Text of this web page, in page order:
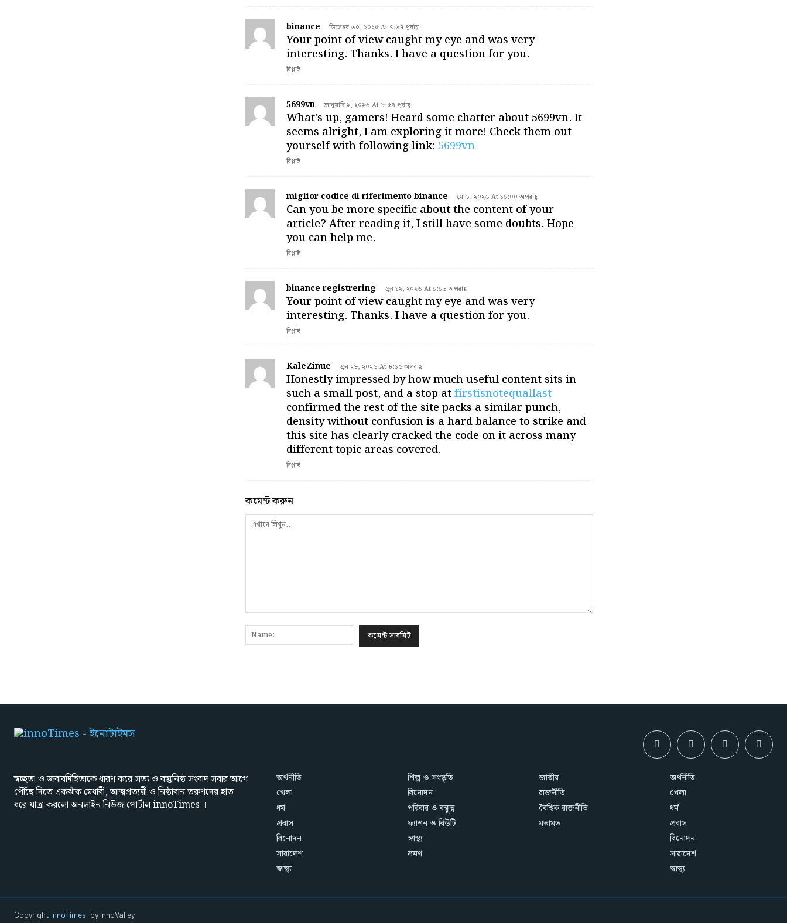
binance ডিসেম্বর ৩০, ২০২৫ At ৭:৩৭ পূর্বাহ্ণ
Your point of view caught my eye and was very
interesting. Thanks. I have a question for you.
রিপ্লাই
5699vn জানুয়ারি ২, ২০২৬ At ৮:৫৪ পূর্বাহ্ণ
What’s up, gamers! Heard some chatter about 5699vn. It
seems alright, I am exploring it more! Check them out
yourself with following link: 5699vn
রিপ্লাই
miglior codice di riferimento binance মে ৬, ২০২৬ At ১১:০০ অপরাহ্ণ
Can you be more specific about the content of your
article? After reading it, I still have some doubts. Hope
you can help me.
রিপ্লাই
binance registrering জুন ১২, ২০২৬ At ১:১৩ অপরাহ্ণ
Your point of view caught my eye and was very
interesting. Thanks. I have a question for you.
রিপ্লাই
KaleZinue জুন ২৮, ২০২৬ At ৮:১৫ অপরাহ্ণ
Honestly impressed by how much useful content sits in
such a small post, and a stop atfirstisnotequallast
confirmed the rest of the site packs a similar punch,
density without confusion is a hard balance to strike and
this site has clearly cracked the code on it across many
different topic areas covered.
রিপ্লাই
কমেন্ট করুন
এখানে
লিখুন... Name:
স্বচ্ছতা ও জবাবদিহিতাকে ধারণ করে সত্য ও বস্তুনিষ্ঠ সংবাদ সবার আগে
পৌঁছে দিতে একঝাঁক মেধাবী, আত্মপ্রত্যয়ী ও নিষ্ঠাবান তরুণদের হাত
ধরে যাত্রা করলো অনলাইন নিউজ পোর্টাল innoTimes ।
অর্থনীতি
খেলা
ধর্ম
প্রবাস
বিনোদন
সারাদেশ
স্বাস্থ্য
শিল্প ও সংস্কৃতি
বিনোদন
পরিবার ও বন্ধুত্ব
ফ্যাশন ও বিউটি
স্বাস্থ্য
ভ্রমণ
জাতীয়
রাজনীতি
বৈশ্বিক রাজনীতি
মতামত
অর্থনীতি
খেলা
ধর্ম
প্রবাস
বিনোদন
সারাদেশ
স্বাস্থ্য
Copyright innoTimes, by innoValley.